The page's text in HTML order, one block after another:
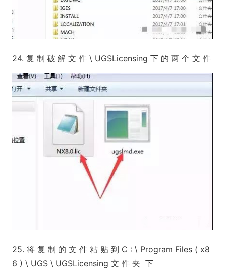
24. 复 制 破 解 文 件 \ UGSLicensing 下 的 两 个 文 件
25. 将 复 制 的 文 件 粘 贴 到 C : \ Program Files ( x8
6 ) \ UGS \ UGSLicensing 文 件 夹 下